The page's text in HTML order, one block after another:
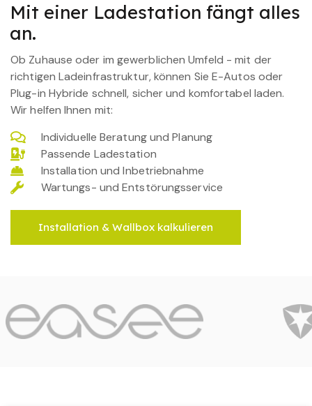
Mit einer Ladestation fängt alles
an.
Ob Zuhause oder im gewerblichen Umfeld - mit der
richtigen Ladeinfrastruktur, können Sie E-Autos oder
Plug-in Hybride schnell, sicher und komfortabel laden.
Wir helfen Ihnen mit:
Individuelle Beratung und Planung
Passende Ladestation
Installation und Inbetriebnahme
Wartungs- und Entstörungsservice
Installation & Wallbox kalkulieren